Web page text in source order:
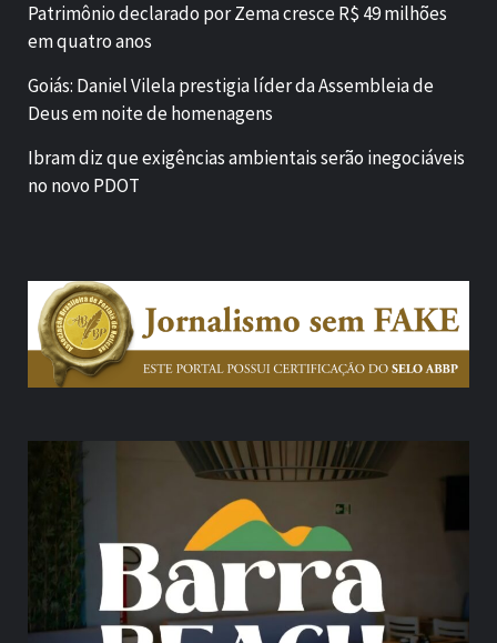
Patrimônio declarado por Zema cresce R$ 49 milhões
em quatro anos
Goiás: Daniel Vilela prestigia líder da Assembleia de
Deus em noite de homenagens
Ibram diz que exigências ambientais serão inegociáveis
no novo PDOT